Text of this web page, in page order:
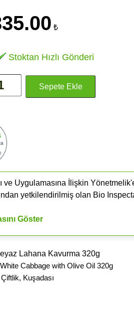
₺
Stoktan Hızlı Gönderi
ve Uygulamasına İlişkin
yetkilendirilmiş olan Bio
Göster
Lahana Kavurma 320g
Cabbage with Olive Oil 320g
Kuşadası